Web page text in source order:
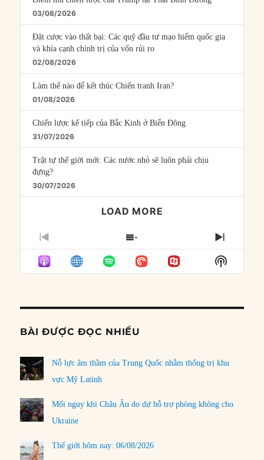
03/08/2026
Đặt cược vào thất bại: Các quỹ đầu tư mạo hiểm quốc gia
và khía cạnh chính trị của vốn rủi ro
02/08/2026
Làm thế nào để kết thúc Chiến tranh Iran?
01/08/2026
Chiến lược kế tiếp của Bắc Kinh ở Biển Đông
31/07/2026
Trật tự thế giới mới: Các nước nhỏ sẽ luôn phải chịu
đựng?
30/07/2026
LOAD MORE
PREVIOUS
EPISODE
SHOW
EPISODES
LIST
NEXT
Show
Podcast
BÀI ĐƯỢC ĐỌC NHIỀU
Nỗ lực âm thầm của Trung Quốc nhằm thống trị khu
vực Mỹ Latinh
Mối nguy khi Châu Âu do dự hỗ trợ phòng không cho
Ukraine
Thế giới hôm nay: 06/08/2026